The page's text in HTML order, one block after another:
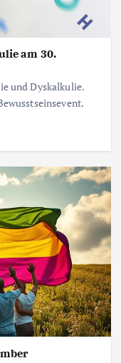
am 30.
und Dyskalkulie.